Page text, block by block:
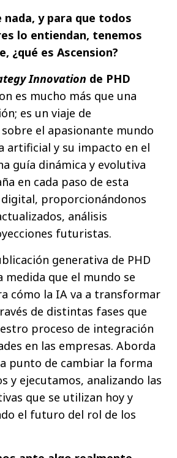
nada, y para que todos
lo entiendan, tenemos
¿qué es Ascension?
Innovation de PHD
es mucho más que una
es un viaje de
el apasionante mundo
artificial y su impacto en el
guía dinámica y evolutiva
en cada paso de esta
proporcionándonos
análisis
futuristas.
generativa de PHD
medida que el mundo se
cómo la IA va a transformar
de distintas fases que
proceso de integración
en las empresas. Aborda
punto de cambiar la forma
y ejecutamos, analizando las
que se utilizan hoy y
el futuro del rol de los